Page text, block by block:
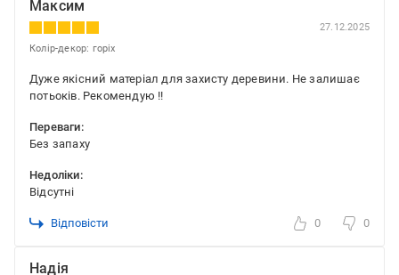
Максим
27.12.2025
Колір-декор: горіх
Дуже якісний матеріал для захисту деревини. Не залишає
потьоків. Рекомендую !!
Переваги:
Без запаху
Недоліки:
Відсутні
Відповісти 0 0
Надія